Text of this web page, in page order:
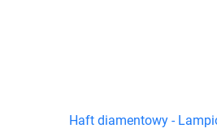
Haft diamentowy -